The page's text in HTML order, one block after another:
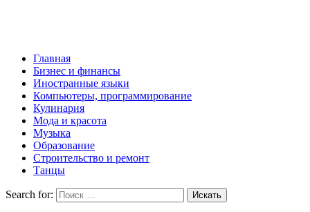
Главная
Бизнес и финансы
Иностранные языки
Компьютеры, программирование
Кулинария
Мода и красота
Музыка
Образование
Строительство и ремонт
Танцы
Search for: